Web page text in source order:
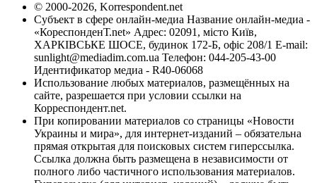
© 2000-2026, Korrespondent.net
Субъект в сфере онлайн-медиа Название онлайн-медиа -
«КореспонденТ.net» Адрес: 02091, місто Київ,
ХАРКІВСЬКЕ ШОСЕ, будинок 172-Б, офіс 208/1 E-mail:
sunlight@mediadim.com.ua Телефон: 044-205-43-00
Идентификатор медиа - R40-06068
Использование любых материалов, размещённых на
сайте, разрешается при условии ссылки на
Корреспондент.net.
При копировании материалов со страницы «Новости
Украины и мира», для интернет-изданий – обязательна
прямая открытая для поисковых систем гиперссылка.
Ссылка должна быть размещена в независимости от
полного либо частичного использования материалов.